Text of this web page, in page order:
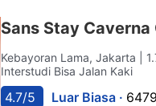
Sans Stay
Kebayoran Lama, Jakarta
|
Interstudi Bisa Jalan Kaki
4.7/5 Luar Biasa ·